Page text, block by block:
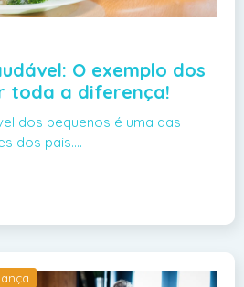
O exemplo dos
toda a diferença!
dos pequenos é uma das
dos pais.…